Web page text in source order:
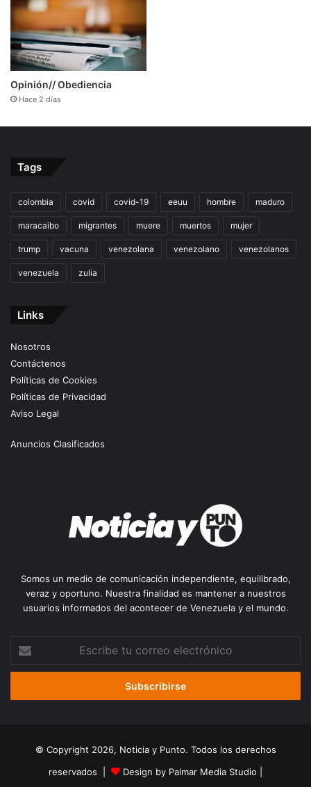
Opinión// Obediencia
Hace 2 días
Tags
colombia covid covid-19 eeuu hombre maduro
maracaibo migrantes muere muertos mujer
trump vacuna venezolana venezolano venezolanos
venezuela zulia
Links
Nosotros
Contáctenos
Políticas de Cookies
Políticas de Privacidad
Aviso Legal
Anuncios Clasificados
Somos un medio de comunicación independiente, equilibrado,
veraz y oportuno. Nuestra finalidad es mantener a nuestros
usuarios informados del acontecer de Venezuela y el mundo.
correo
© Copyright 2026, Noticia y Punto. Todos los derechos
reservados |
Design by Palmar Media Studio